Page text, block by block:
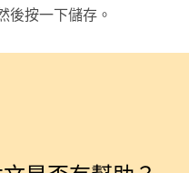
後按一下儲存 。